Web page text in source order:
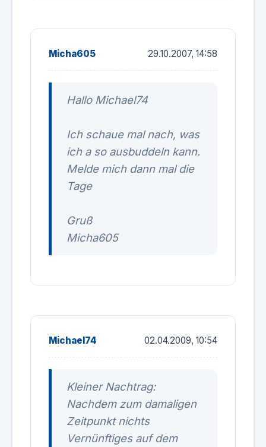
Micha605 29.10.2007, 14:58
Hallo Michael74
Ich schaue mal nach, was
ich a so ausbuddeln kann.
Melde mich dann mal die
Tage
Gruß
Micha605
Michael74 02.04.2009, 10:54
Kleiner Nachtrag:
Nachdem zum damaligen
Zeitpunkt nichts
Vernünftiges auf dem